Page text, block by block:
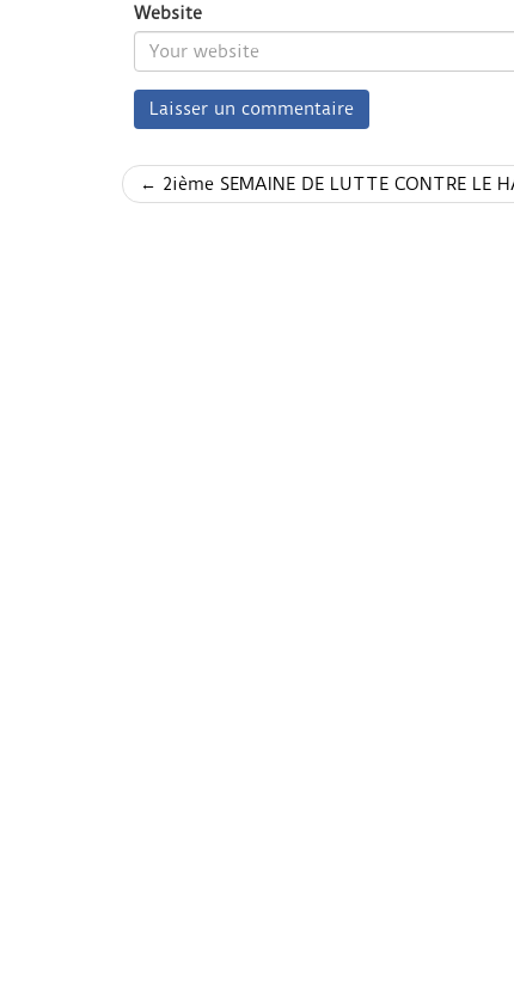
Website
← 2ième SEMAINE DE LUTTE CONTRE LE